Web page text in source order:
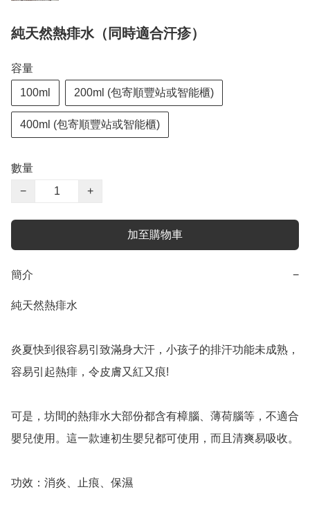
純天然熱痱水（同時適合汗疹）
容量
100ml 200ml (包寄順豐站或智能櫃)
400ml (包寄順豐站或智能櫃)
數量
−
+
加至購物車
簡介 −
純天然熱痱水
炎夏快到很容易引致滿身大汗，小孩子的排汗功能未成熟，
容易引起熱痱，令皮膚又紅又痕!
可是，坊間的熱痱水大部份都含有樟腦、薄荷腦等，不適合
嬰兒使用。這一款連初生嬰兒都可使用，而且清爽易吸收。
功效：消炎、止痕、保濕